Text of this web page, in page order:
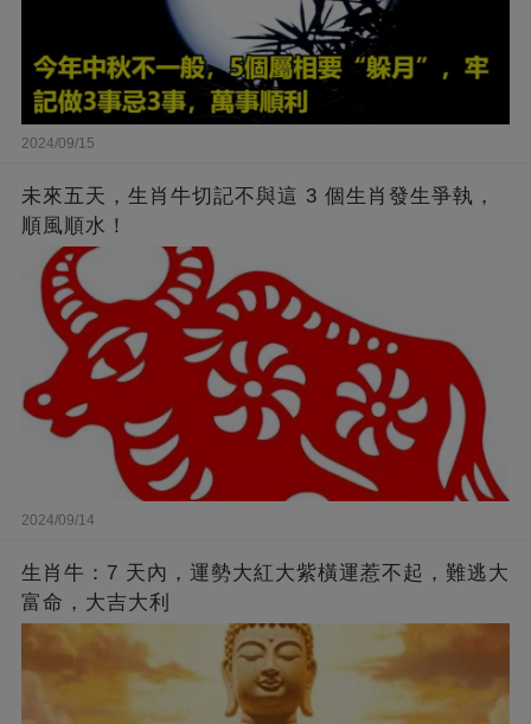
2024/09/15
未來五天，生肖牛切記不與這 3 個生肖發生爭執，
順風順水！
2024/09/14
生肖牛：7 天內，運勢大紅大紫橫運惹不起，難逃大
富命，大吉大利